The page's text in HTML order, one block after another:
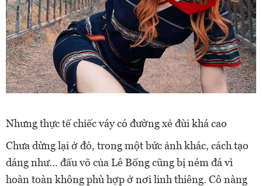
Nhưng thực tế chiếc váy có đường xẻ đùi khá cao
Chưa dừng lại ở đó, trong một bức ảnh khác, cách tạo
dáng như... đấu võ của Lê Bống cũng bị ném đá vì
hoàn toàn không phù hợp ở nơi linh thiêng. Cô nàng